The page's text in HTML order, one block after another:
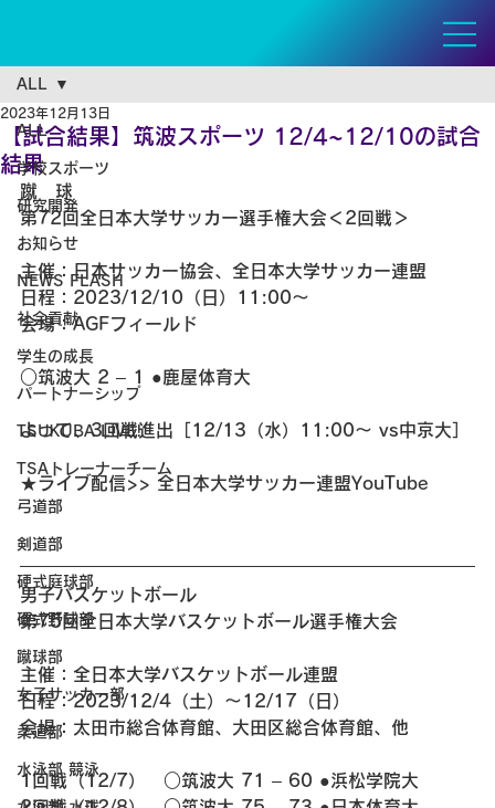
ALL
学校スポーツ
研究開発
お知らせ
NEWS FLASH
社会貢献
学生の成長
パートナーシップ
TSUKUBA LIVE!
TSAトレーナーチーム
弓道部
剣道部
硬式庭球部
硬式野球部
蹴球部
女子サッカー部
柔道部
水泳部 競泳
ALL
【試合結果】筑波スポーツ 12/4~12/10の試合
結果
2023年12月13日
蹴　球
第72回全日本大学サッカー選手権大会＜2回戦＞
主催：日本サッカー協会、全日本大学サッカー連盟
日程：2023/12/10（日）11:00～
会場：AGFフィールド
○筑波大 2 – 1 ●鹿屋体育大
よって、3回戦進出［12/13（水）11:00～ vs中京大］
★ライブ配信>> 全日本大学サッカー連盟YouTube
男子バスケットボール
第75回全日本大学バスケットボール選手権大会
主催：全日本大学バスケットボール連盟
日程：2023/12/4（土）～12/17（日）
会場：太田市総合体育館、大田区総合体育館、他
1回戦（12/7）　○筑波大 71 – 60 ●浜松学院大